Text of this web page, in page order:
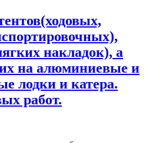
накладок), а
на алюминиевые и
лодки и катера.
работ.